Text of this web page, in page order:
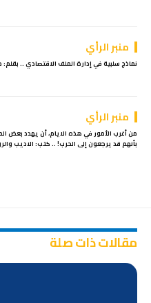
منبر الرأي
نماذج سلبية في إدارة الملف الاقتصادي ..
منبر الرأي
من أغرب الأمور في هذه الايام، أن يهدد بعض
بأنهم قد يرجعون إلى الحرب! .. كتب: الاديب
مقالات ذات صلة